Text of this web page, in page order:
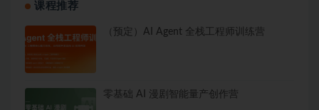
课程推荐
（预定）AI Agent 全栈工程师训练营
零基础 AI 漫剧智能量产创作营